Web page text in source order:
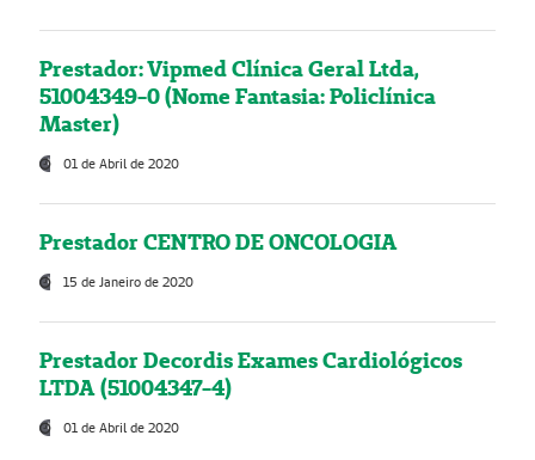
Prestador: Vipmed Clínica Geral Ltda,
51004349-0 (Nome Fantasia: Policlínica
Master)
01 de Abril de 2020
Prestador CENTRO DE ONCOLOGIA
15 de Janeiro de 2020
Prestador Decordis Exames Cardiológicos
LTDA (51004347-4)
01 de Abril de 2020